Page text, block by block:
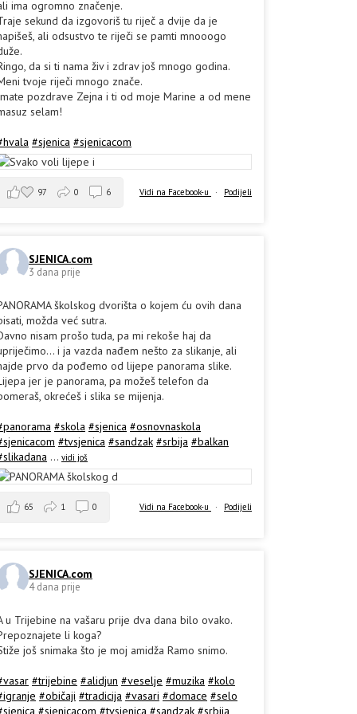
ima ogromno značenje.
sekund da izgovoriš tu riječ a dvije da je
ali odsustvo te riječi se pamti mnooogo
da si ti nama živ i zdrav još mnogo godina.
tvoje riječi mnogo znače.
pozdrave Zejna i ti od moje Marine a od mene
selam!
#sjenica #sjenicacom
Vidi na Facebook-u · Podijeli
97 0 6
SJENICA.com
3 dana prije
školskog dvorišta o kojem ću ovih dana
možda već sutra.
nisam prošo tuda, pa mi rekoše haj da
i ja vazda nađem nešto za slikanje, ali
prvo da pođemo od lijepe panorama slike.
jer je panorama, pa možeš telefon da
okrećeš i slika se mijenja.
#skola #sjenica #osnovnaskola
#tvsjenica #sandzak #srbija #balkan
... vidi još
Vidi na Facebook-u · Podijeli
65 1 0
SJENICA.com
4 dana prije
u Trijebine na vašaru prije dva dana bilo ovako.
li koga?
još snimaka što je moj amidža Ramo snimo.
#trijebine #alidjun #veselje #muzika #kolo
#običaji #tradicija #vasari #domace #selo
#sjenicacom #tvsjenica #sandzak #srbija